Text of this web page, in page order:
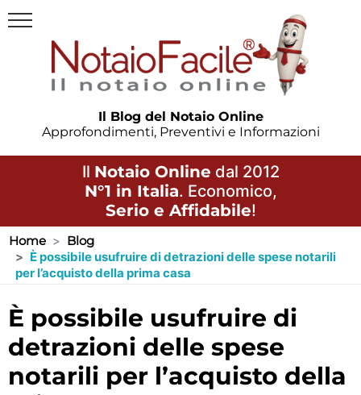
Il Blog del Notaio Online
Approfondimenti, Preventivi e Informazioni
Il Notaio Online dal 2012
N°1 in Italia. Economico,
Serio e Affidabile!
Home
Blog
È possibile usufruire di detrazioni delle spese notarili
per l’acquisto della prima casa
è possibile usufruire di
detrazioni delle spese
notarili per l’acquisto della